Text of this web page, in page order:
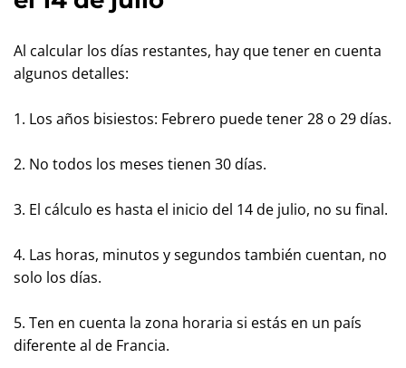
Al calcular los días restantes, hay que tener en cuenta
algunos detalles:
1. Los años bisiestos: Febrero puede tener 28 o 29 días.
2. No todos los meses tienen 30 días.
3. El cálculo es hasta el inicio del 14 de julio, no su final.
4. Las horas, minutos y segundos también cuentan, no
solo los días.
5. Ten en cuenta la zona horaria si estás en un país
diferente al de Francia.